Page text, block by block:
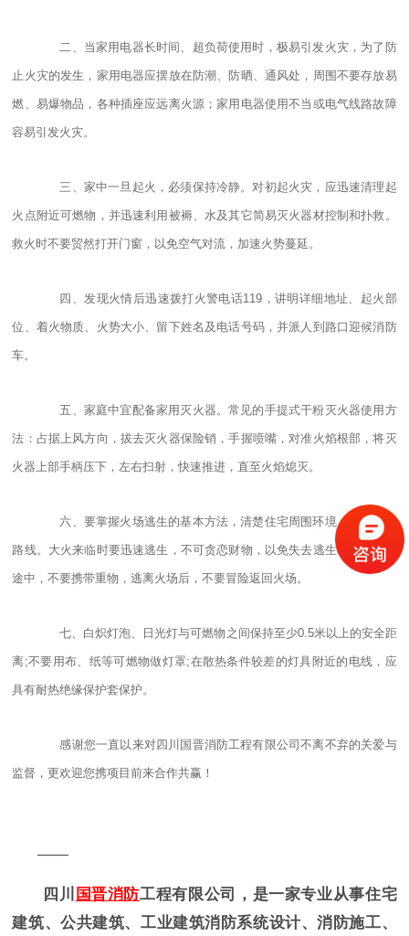
二、当家用电器长时间、超负荷使用时，极易引发火灾，为了防
止火灾的发生，家用电器应摆放在防潮、防晒、通风处，周围不要存放易
燃、易爆物品，各种插座应远离火源；家用电器使用不当或电气线路故障
容易引发火灾。
三、家中一旦起火，必须保持冷静。对初起火灾，应迅速清理起
火点附近可燃物，并迅速利用被褥、水及其它简易灭火器材控制和扑救。
救火时不要贸然打开门窗，以免空气对流，加速火势蔓延。
四、发现火情后迅速拨打火警电话119，讲明详细地址、起火部
位、着火物质、火势大小、留下姓名及电话号码，并派人到路口迎候消防
车。
五、家庭中宜配备家用灭火器。常见的手提式干粉灭火器使用方
法：占据上风方向，拔去灭火器保险销，手握喷嘴，对准火焰根部，将灭
火器上部手柄压下，左右扫射，快速推进，直至火焰熄灭。
六、要掌握火场逃生的基本方法，清楚住宅周围环境，熟悉逃生
路线。大火来临时要迅速逃生，不可贪恋财物，以免失去逃生时机。逃生
途中，不要携带重物，逃离火场后，不要冒险返回火场。
七、白炽灯泡、日光灯与可燃物之间保持至少0.5米以上的安全距
离;不要用布、纸等可燃物做灯罩;在散热条件较差的灯具附近的电线，应
具有耐热绝缘保护套保护。
感谢您一直以来对四川国晋消防工程有限公司不离不弃的关爱与
监督，更欢迎您携项目前来合作共赢！
——
四川 国晋消防工程有限公司，是一家专业从事住宅
建筑、公共建筑、工业建筑消防系统设计、消防施工、